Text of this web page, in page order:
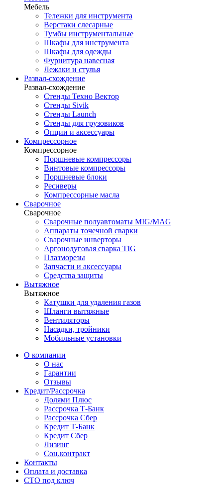
Мебель
Тележки для инструмента
Верстаки слесарные
Тумбы инструментальные
Шкафы для инструмента
Шкафы для одежды
Фурнитура навесная
Лежаки и стулья
Развал-схождение
Развал-схождение
Стенды Техно Вектор
Стенды Sivik
Стенды Launch
Стенды для грузовиков
Опции и аксессуары
Компрессорное
Компрессорное
Поршневые компрессоры
Винтовые компрессоры
Поршневые блоки
Ресиверы
Компрессорные масла
Сварочное
Сварочное
Сварочные полуавтоматы MIG/MAG
Аппараты точечной сварки
Сварочные инверторы
Аргонодуговая сварка TIG
Плазморезы
Запчасти и аксессуары
Средства защиты
Вытяжное
Вытяжное
Катушки для удаления газов
Шланги вытяжные
Вентиляторы
Насадки, тройники
Мобильные установки
О компании
О нас
Гарантии
Отзывы
Кредит/Рассрочка
Долями Плюс
Рассрочка Т-Банк
Рассрочка Сбер
Кредит Т-Банк
Кредит Сбер
Лизинг
Соц.контракт
Контакты
Оплата и доставка
СТО под ключ